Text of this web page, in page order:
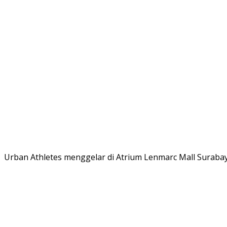
Urban Athletes menggelar di Atrium Lenmarc Mall